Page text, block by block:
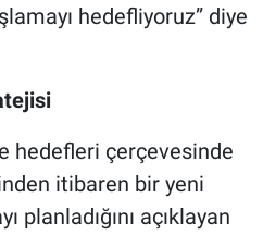
hedefliyoruz” diye
hedefleri çerçevesinde
itibaren bir yeni
planladığını açıklayan